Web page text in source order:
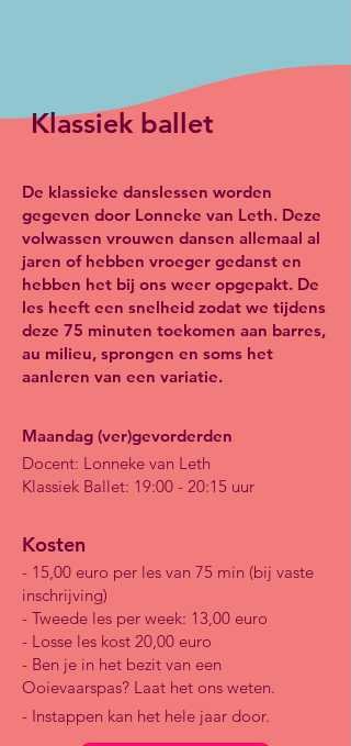
Klassiek ballet
De klassieke danslessen worden
gegeven door Lonneke van Leth. Deze
volwassen vrouwen dansen allemaal al
jaren of hebben vroeger gedanst en
hebben het bij ons weer opgepakt. De
les heeft een snelheid zodat we tijdens
deze 75 minuten toekomen aan barres,
au milieu, sprongen en soms het
aanleren van een variatie.
Maandag (ver)gevorderden
Docent: Lonneke van Leth
Klassiek Ballet: 19:00 - 20:15 uur
Kosten
- 15,00 euro per les van 75 min (bij vaste
inschrijving)
- Tweede les per week: 13,00 euro
- Losse les kost 20,00 euro
- Ben je in het bezit van een
Ooievaarspas? Laat het ons weten.
- Instappen kan het hele jaar door.